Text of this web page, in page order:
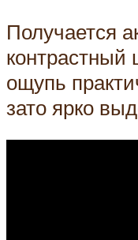
Получается
контрастный
ощупь
зато ярко